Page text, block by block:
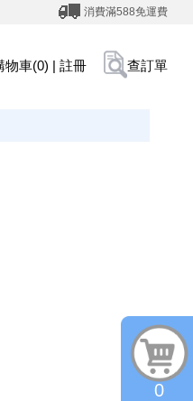
消費滿588免運費
物車(0) | 註冊 查訂單
0